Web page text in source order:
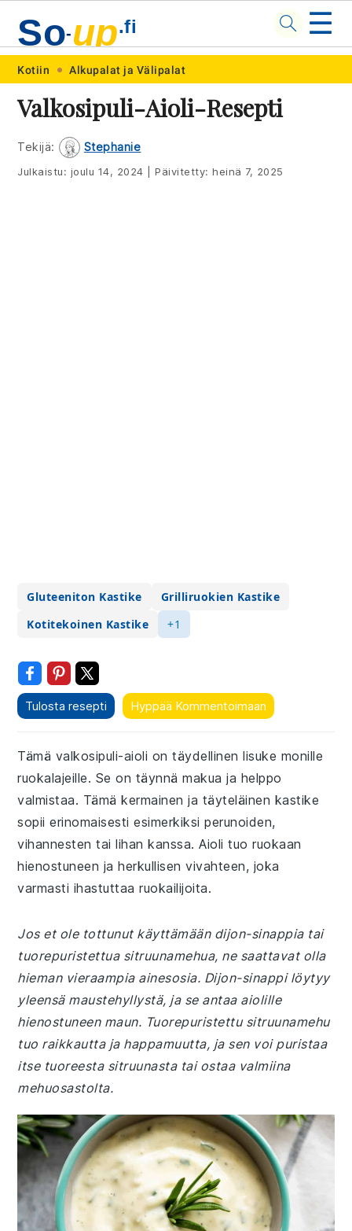
Skip
primary
navigation
Skip
main
content
Skip
primary
sidebar
Skip
footer
So-up.fi ☰
Kotiin Alkupalat ja Välipalat
Valkosipuli-Aioli-Resepti
Tekijä: Stephanie
Julkaistu: joulu 14, 2024 Päivitetty:heinä 7, 2025
Gluteeniton Kastike
Grilliruokien Kastike
Kotitekoinen Kastike
+1
Tulosta resepti Hyppää Kommentoimaan
Tämä valkosipuli-aioli on täydellinen lisuke monille
ruokalajeille. Se on täynnä makua ja helppo
valmistaa. Tämä kermainen ja täyteläinen kastike
sopii erinomaisesti esimerkiksi perunoiden,
vihannesten tai lihan kanssa. Aioli tuo ruokaan
hienostuneen ja herkullisen vivahteen, joka
varmasti ihastuttaa ruokailijoita.
Jos et ole tottunut käyttämään dijon-sinappia tai
tuorepuristettua sitruunamehua, ne saattavat olla
hieman vieraampia ainesosia. Dijon-sinappi löytyy
yleensä maustehyllystä, ja se antaa aiolille
hienostuneen maun. Tuorepuristettu sitruunamehu
tuo raikkautta ja happamuutta, ja sen voi puristaa
itse tuoreesta sitruunasta tai ostaa valmiina
mehuosastolta.